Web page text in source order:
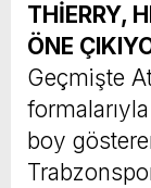
THİERRY,
ÖNE
Geçmişte
boy